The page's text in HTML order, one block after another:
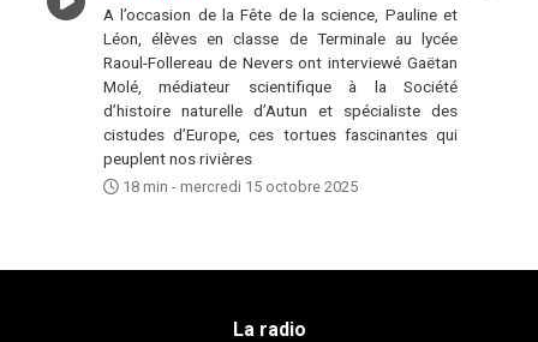
A l’occasion de la Fête de la science, Pauline et
Léon, élèves en classe de Terminale au lycée
Raoul-Follereau de Nevers ont interviewé Gaëtan
Molé, médiateur scientifique à la Société
d’histoire naturelle d’Autun et spécialiste des
cistudes d’Europe, ces tortues fascinantes qui
peuplent nos rivières
18 min - mercredi 15 octobre 2025
La radio